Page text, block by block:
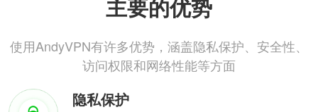
主要的优势
使用AndyVPN有许多优势，涵盖隐私保护、安全性、
访问权限和网络性能等方面
隐私保护